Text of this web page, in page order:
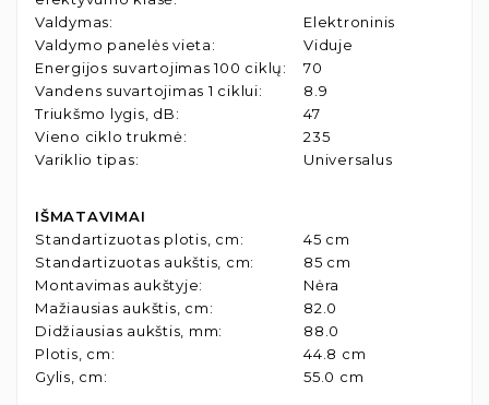
Valdymas:
Elektroninis
Valdymo panelės vieta:
Viduje
Energijos suvartojimas 100 ciklų:
70
Vandens suvartojimas 1 ciklui:
8.9
Triukšmo lygis, dB:
47
Vieno ciklo trukmė:
235
Variklio tipas: Universalus
IŠMATAVIMAI
Standartizuotas plotis, cm:
45 cm
Standartizuotas aukštis, cm:
85 cm
Montavimas aukštyje:
Nėra
Mažiausias aukštis, cm:
82.0
Didžiausias aukštis, mm:
88.0
Plotis, cm:
44.8 cm
Gylis, cm: 55.0 cm